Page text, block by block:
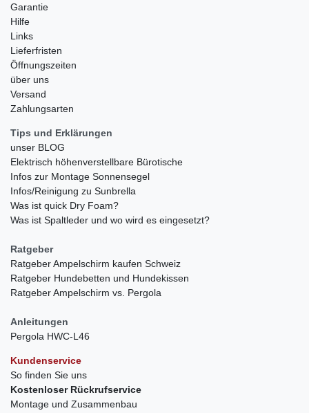
Garantie
Hilfe
Links
Lieferfristen
Öffnungszeiten
über uns
Versand
Zahlungsarten
Tips und Erklärungen
unser BLOG
Elektrisch höhenverstellbare Bürotische
Infos zur Montage Sonnensegel
Infos/Reinigung zu Sunbrella
Was ist quick Dry Foam?
Was ist Spaltleder und wo wird es eingesetzt?
Ratgeber
Ratgeber Ampelschirm kaufen Schweiz
Ratgeber Hundebetten und Hundekissen
Ratgeber Ampelschirm vs. Pergola
Anleitungen
Pergola HWC-L46
Kundenservice
So finden Sie uns
Kostenloser Rückrufservice
Montage und Zusammenbau